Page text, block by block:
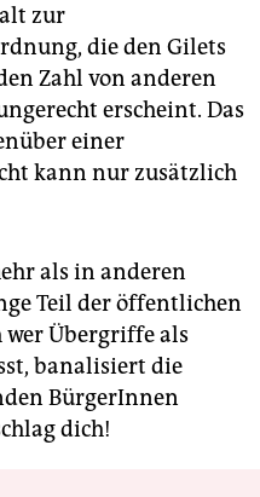
zur
die den Gilets
Zahl von anderen
erscheint. Das
einer
kann nur zusätzlich
als in anderen
Teil der öffentlichen
wer Übergriffe als
banalisiert die
BürgerInnen
dich!